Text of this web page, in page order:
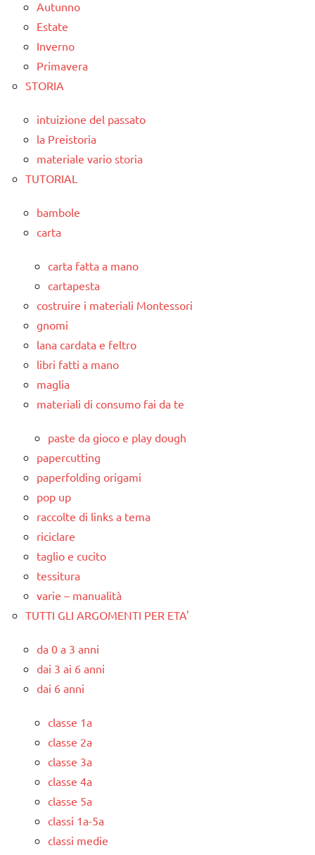
Autunno
Estate
Inverno
Primavera
STORIA
intuizione del passato
la Preistoria
materiale vario storia
TUTORIAL
bambole
carta
carta fatta a mano
cartapesta
costruire i materiali Montessori
gnomi
lana cardata e feltro
libri fatti a mano
maglia
materiali di consumo fai da te
paste da gioco e play dough
papercutting
paperfolding origami
pop up
raccolte di links a tema
riciclare
taglio e cucito
tessitura
varie – manualità
TUTTI GLI ARGOMENTI PER ETA'
da 0 a 3 anni
dai 3 ai 6 anni
dai 6 anni
classe 1a
classe 2a
classe 3a
classe 4a
classe 5a
classi 1a-5a
classi medie